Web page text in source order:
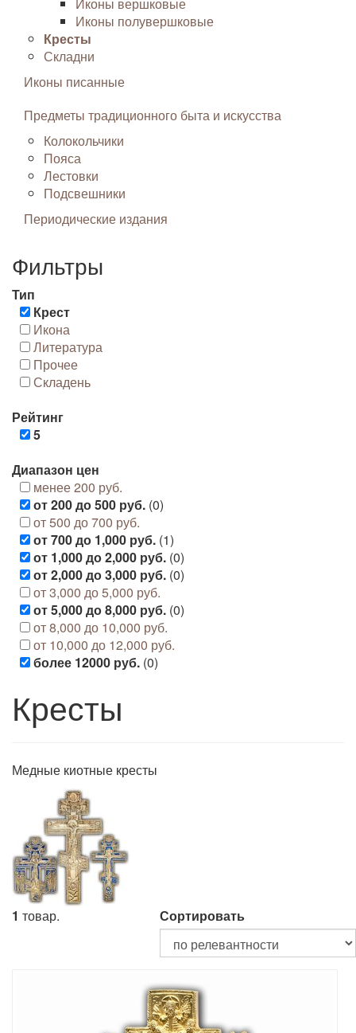
Иконы полувершковые
Кресты
Складни
Иконы писанные
Предметы традиционного быта и искусства
Колокольчики
Пояса
Лестовки
Подсвешники
Периодические издания
Фильтры
Тип
Крест
Икона
Литература
Прочее
Складень
Рейтинг
5
Диапазон цен
менее 200 руб.
от 200 до 500 руб. (0)
от 500 до 700 руб.
от 700 до 1,000 руб. (1)
от 1,000 до 2,000 руб. (0)
от 2,000 до 3,000 руб. (0)
от 3,000 до 5,000 руб.
от 5,000 до 8,000 руб. (0)
от 8,000 до 10,000 руб.
от 10,000 до 12,000 руб.
более 12000 руб. (0)
Кресты
Медные киотные кресты
1 товар. Сортировать